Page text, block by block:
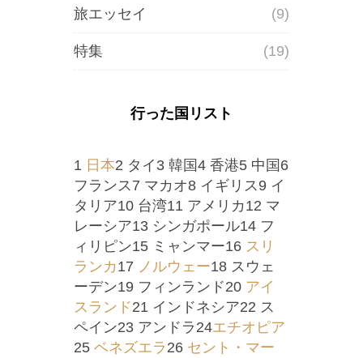
旅エッセイ (9)
特集 (19)
行った国リスト
1 日本2 タイ3 韓国4 香港5 中国6
フランス7 マカオ8 イギリス9 イ
タリア10 台湾11 アメリカ12 マ
レーシア13 シンガポール14 フ
ィリピン15 ミャンマー16 スリ
ランカ17 ノルウェー18 スウェ
ーデン19 フィンランド20 アイ
スランド21 インドネシア22 ス
ペイン23 アンドラ24エチオピア
25ベネズエラ 26 セント・マー